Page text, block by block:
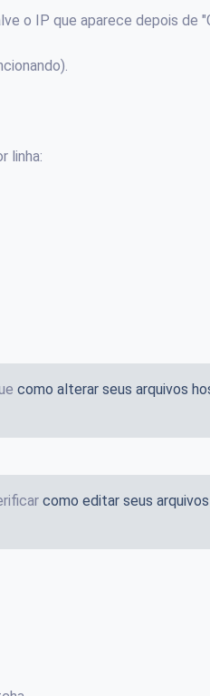
o IP que aparece depois de
linha:
como alterar seus arquivos
como editar seus